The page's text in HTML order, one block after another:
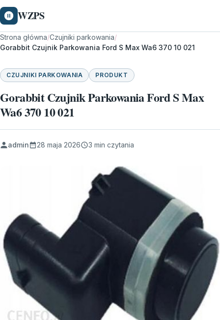
WZPS
Strona główna/Czujniki parkowania/
Gorabbit Czujnik Parkowania Ford S Max Wa6 370 10 021
CZUJNIKI PARKOWANIA PRODUKT
Gorabbit Czujnik Parkowania Ford S Max
Wa6 370 10 021
admin 28 maja 2026 3 min czytania